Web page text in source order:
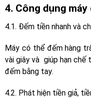
4. Công dụng máy
4.1. Đếm tiền nhanh và
Máy có thể đếm hàng
vài giây và giúp hạn chế
đếm bằng tay.
4.2. Phát hiện tiền giả,